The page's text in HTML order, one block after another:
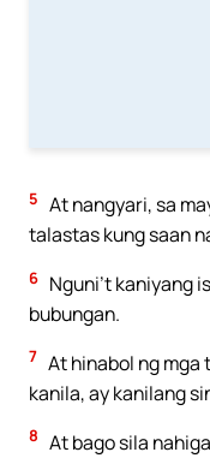
5 At nangyari, sa
talastas kung saan
6 Nguni’t kaniyang
bubungan.
7 At hinabol ng mga
kanila, ay kanilang
8 At bago sila